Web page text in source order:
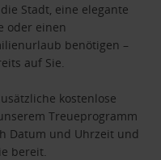
Stadt, eine elegante
oder einen
benötigen –
auf Sie.
kostenlose
Treueprogramm
Datum und Uhrzeit und
bereit.